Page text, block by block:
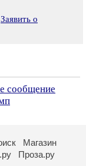
Заявить о
сообщение
Магазин
Проза.ру